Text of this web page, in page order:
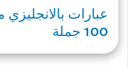
عبارات
100 جملة